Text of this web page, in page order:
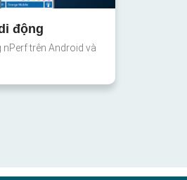
động
trên Android và